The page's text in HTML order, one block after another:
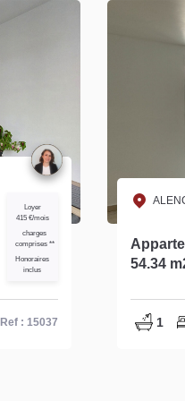
Loyer 510 €/mois
charges
comprises **
Honoraires inclus
Ref : 15563
réf :
1